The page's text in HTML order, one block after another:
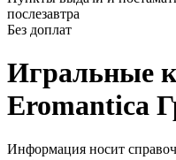
послезавтра
Без доплат
Игральные
Eromantica
Информация носит